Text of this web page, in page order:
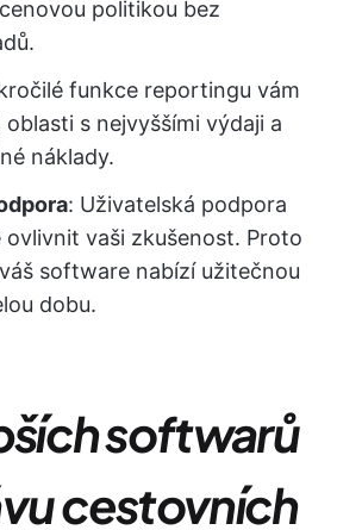
politikou bez
funkce reportingu vám
s nejvyššími výdaji a
náklady.
: Uživatelská podpora
ovlivnit vaši zkušenost. Proto
software nabízí užitečnou
dobu.
softwarů
cestovních